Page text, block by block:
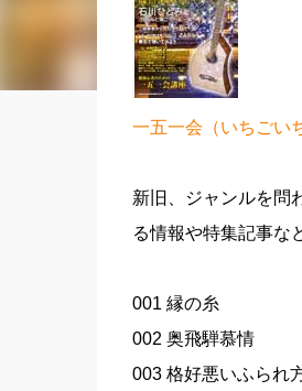
一五一会（いちごい
新旧、ジャンルを問
る情報や特集記事な
001 縁の糸
002 奥飛騨慕情
003 格好悪いふられ